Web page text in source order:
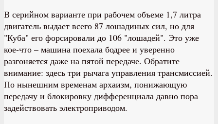
В серийном варианте при рабочем объеме 1,7 литра
двигатель выдает всего 87 лошадиных сил, но для
"Куба" его форсировали до 106 "лошадей". Это уже
кое-что – машина поехала бодрее и уверенно
разгоняется даже на пятой передаче. Обратите
внимание: здесь три рычага управления трансмиссией.
По нынешним временам архаизм, понижающую
передачу и блокировку дифференциала давно пора
задействовать электроприводом.